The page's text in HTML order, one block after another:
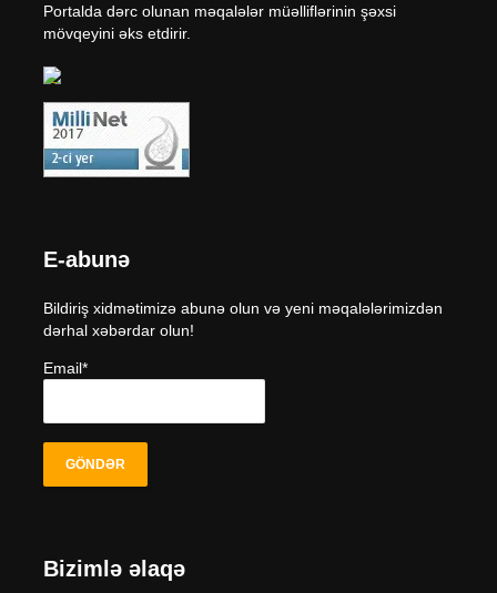
Portalda dərc olunan məqalələr müəlliflərinin şəxsi
mövqeyini əks etdirir.
E-abunə
Bildiriş xidmətimizə abunə olun və yeni məqalələrimizdən
dərhal xəbərdar olun!
Email*
Bizimlə əlaqə